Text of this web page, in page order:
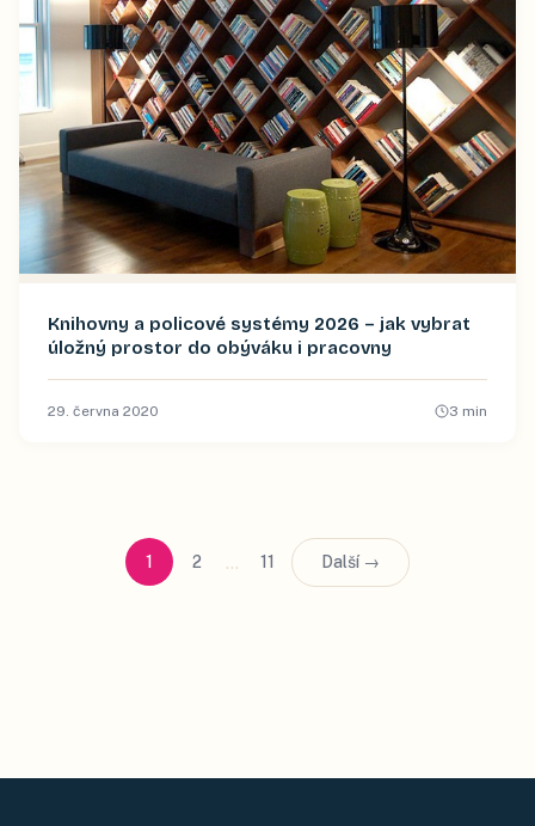
Knihovny a policové systémy 2026 – jak vybrat
úložný prostor do obýváku i pracovny
29. června 2020 3 min
1 2 … 11 Další →